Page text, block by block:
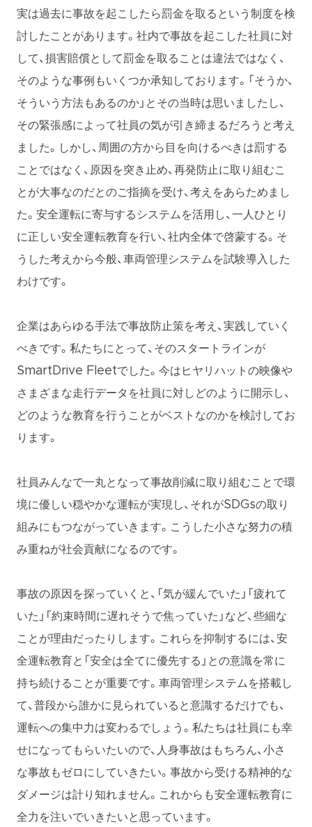
実は過去に事故を起こしたら罰金を取るという制度を検
討したことがあります。社内で事故を起こした社員に対
して、損害賠償として罰金を取ることは違法ではなく、
そのような事例もいくつか承知しております。「そうか、
そういう方法もあるのか」とその当時は思いましたし、
その緊張感によって社員の気が引き締まるだろうと考え
ました。しかし、周囲の方から目を向けるべきは罰する
ことではなく、原因を突き止め、再発防止に取り組むこ
とが大事なのだとのご指摘を受け、考えをあらためまし
た。安全運転に寄与するシステムを活用し、一人ひとり
に正しい安全運転教育を行い、社内全体で啓蒙する。そ
うした考えから今般、車両管理システムを試験導入した
わけです。
企業はあらゆる手法で事故防止策を考え、実践していく
べきです。私たちにとって、そのスタートラインが
SmartDrive Fleetでした。今はヒヤリハットの映像や
さまざまな走行データを社員に対しどのように開示し、
どのような教育を行うことがベストなのかを検討してお
ります。
社員みんなで一丸となって事故削減に取り組むことで環
境に優しい穏やかな運転が実現し、それがSDGsの取り
組みにもつながっていきます。こうした小さな努力の積
み重ねが社会貢献になるのです。
事故の原因を探っていくと、「気が緩んでいた」「疲れて
いた」「約束時間に遅れそうで焦っていた」など、些細な
ことが理由だったりします。これらを抑制するには、安
全運転教育と「安全は全てに優先する」との意識を常に
持ち続けることが重要です。車両管理システムを搭載し
て、普段から誰かに見られていると意識するだけでも、
運転への集中力は変わるでしょう。私たちは社員にも幸
せになってもらいたいので、人身事故はもちろん、小さ
な事故もゼロにしていきたい。事故から受ける精神的な
ダメージは計り知れません。これからも安全運転教育に
全力を注いでいきたいと思っています。